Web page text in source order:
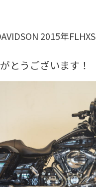
2015年FLHXS
とうございます！